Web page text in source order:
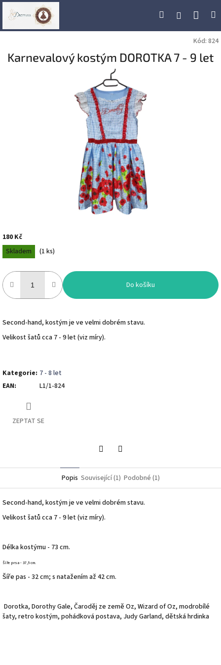
Přejít
Hledat Přihlášení
Kód: 824
Karnevalový kostým DOROTKA 7 - 9 let
180 Kč
Měrná
cena:
Skladem (1 ks)
Do košíku
Second-hand, kostým je ve velmi dobrém stavu.
Velikost šatů cca 7 - 9 let (viz míry).
Kategorie: 7 - 8 let
EAN: L1/1-824
ZEPTAT SE
Popis Související (1) Podobné (1)
Second-hand, kostým je ve velmi dobrém stavu.
Velikost šatů cca 7 - 9 let (viz míry).
Délka kostýmu - 73 cm.
Šíře prsa - 37,5 cm.
Šíře pas - 32 cm; s natažením až 42 cm.
Dorotka, Dorothy Gale, Čaroděj ze země Oz, Wizard of Oz, modrobílé
šaty, retro kostým, pohádková postava, Judy Garland, dětská hrdinka